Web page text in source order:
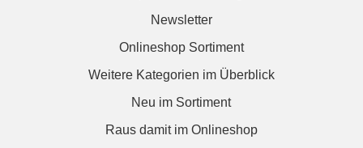
Newsletter
Onlineshop Sortiment
Weitere Kategorien im Überblick
Neu im Sortiment
Raus damit im Onlineshop